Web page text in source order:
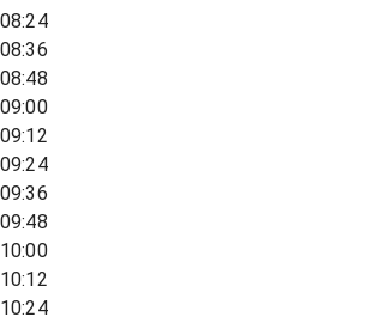
08:24
08:36
08:48
09:00
09:12
09:24
09:36
09:48
10:00
10:12
10:24